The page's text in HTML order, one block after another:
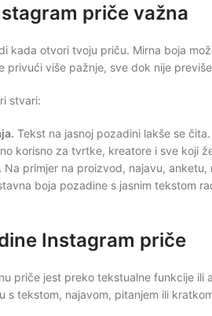
priče važna
kada otvori tvoju priču. Mirna boja
privući više pažnje, sve dok nije
stvari:
Tekst na jasnoj pozadini lakše se čita.
korisno za tvrtke, kreatore i sve koji
Na primjer na proizvod, najavu,
boja pozadine s jasnim tekstom
Instagram priče
priče jest preko tekstualne funkcije
s tekstom, najavom, pitanjem ili